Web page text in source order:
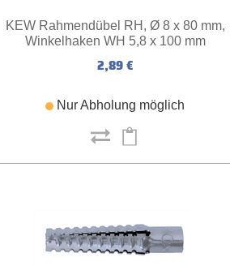
KEW Rahmendübel RH, Ø 8 x 80 mm,
Winkelhaken WH 5,8 x 100 mm
2,89 €
Nur Abholung möglich